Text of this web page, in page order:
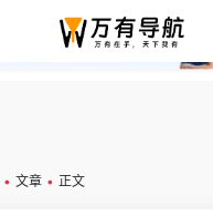
• 文章 • 正文